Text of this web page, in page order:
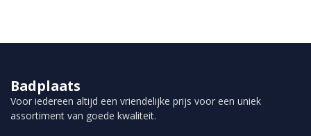
Badplaats
Voor iedereen altijd een vriendelijke prijs voor een uniek
assortiment van goede kwaliteit.